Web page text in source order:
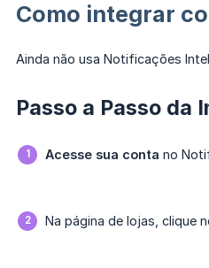
Como integrar
Ainda não usa Notificações
Passo a Passo da
Acesse sua conta no
Na página de lojas, clique